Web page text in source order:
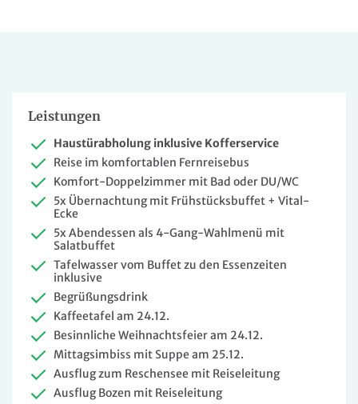
Leistungen
Haustürabholung inklusive Kofferservice
Reise im komfortablen Fernreisebus
Komfort-Doppelzimmer mit Bad oder DU/WC
5x Übernachtung mit Frühstücksbuffet + Vital-
Ecke
5x Abendessen als 4-Gang-Wahlmenü mit
Salatbuffet
Tafelwasser vom Buffet zu den Essenzeiten
inklusive
Begrüßungsdrink
Kaffeetafel am 24.12.
Besinnliche Weihnachtsfeier am 24.12.
Mittagsimbiss mit Suppe am 25.12.
Ausflug zum Reschensee mit Reiseleitung
Ausflug Bozen mit Reiseleitung